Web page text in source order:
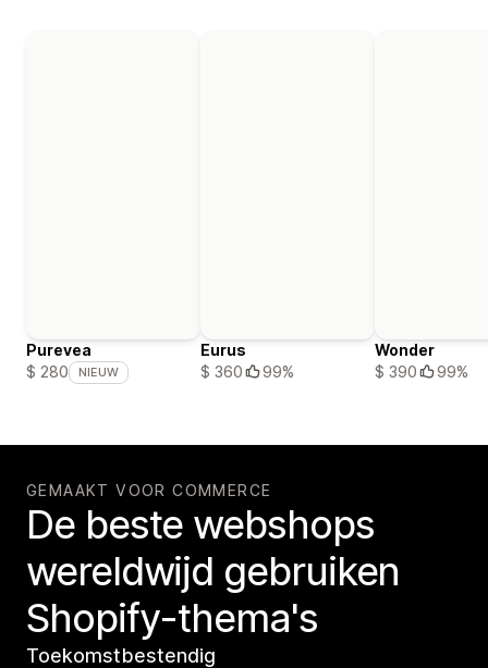
Purevea
$ 280
NIEUW
Eurus
$ 360
99%
Wonder
$ 390
99%
GEMAAKT VOOR COMMERCE
De beste webshops
wereldwijd gebruiken
Shopify-thema's
Toekomstbestendig